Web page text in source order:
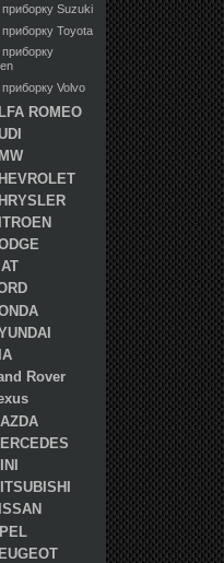
приборку Suzuki
Toyota
Volvo
ROMEO
Rover